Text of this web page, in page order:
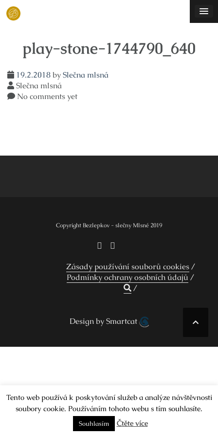
Skip
play-stone-1744790_640
19.2.2018bySlečna mlsná
Slečna mlsná
No comments yet
Copyright Bezlepkov - slečny Mlsné 2019
Zásady používání souborů cookies
Podmínky ochrany osobních údajů
Design by Smartcat
Tento web používá k poskytování služeb a analýze návštěvnosti
soubory cookie. Používáním tohoto webu s tím souhlasíte.
Souhlasím Čtěte více